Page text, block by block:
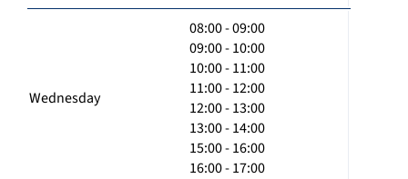
Wednesday
08:00 - 09:00
09:00 - 10:00
10:00 - 11:00
11:00 - 12:00
12:00 - 13:00
13:00 - 14:00
15:00 - 16:00
16:00 - 17:00